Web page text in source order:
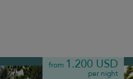
from 1.200 USD
per night